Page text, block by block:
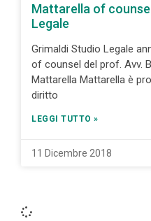
Mattarella of
Legale
Grimaldi Studio Legale
of counsel del prof. Avv.
Mattarella Mattarella è
diritto
LEGGI TUTTO »
11 Dicembre 2018